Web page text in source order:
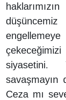
siyasetini.
savaşmayın
Ceza mı